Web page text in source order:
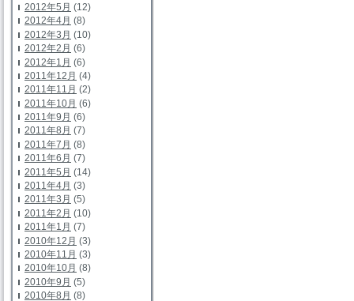
2012年5月 (12)
2012年4月 (8)
2012年3月 (10)
2012年2月 (6)
2012年1月 (6)
2011年12月 (4)
2011年11月 (2)
2011年10月 (6)
2011年9月 (6)
2011年8月 (7)
2011年7月 (8)
2011年6月 (7)
2011年5月 (14)
2011年4月 (3)
2011年3月 (5)
2011年2月 (10)
2011年1月 (7)
2010年12月 (3)
2010年11月 (3)
2010年10月 (8)
2010年9月 (5)
2010年8月 (8)